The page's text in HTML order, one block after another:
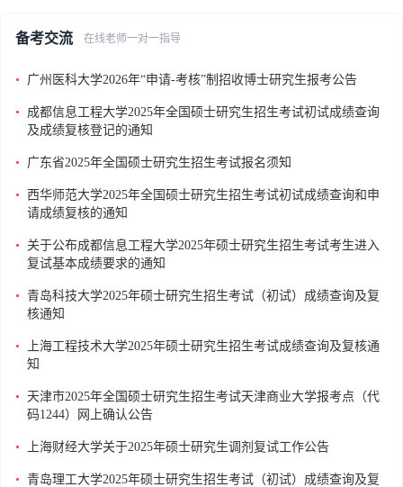
备考交流 在线老师一对一指导
• 广州医科大学2026年“申请-考核”制招收博士研究生报考公告
•
成都信息工程大学2025年全国硕士研究生招生考试初试成绩查询
及成绩复核登记的通知
• 广东省2025年全国硕士研究生招生考试报名须知
• 西华师范大学2025年全国硕士研究生招生考试初试成绩查询和申
请成绩复核的通知
•
关于公布成都信息工程大学2025年硕士研究生招生考试考生进入
复试基本成绩要求的通知
• 青岛科技大学2025年硕士研究生招生考试（初试）成绩查询及复
核通知
•
上海工程技术大学2025年硕士研究生招生考试成绩查询及复核通
知
•
天津市2025年全国硕士研究生招生考试天津商业大学报考点（代
码1244）网上确认公告
• 上海财经大学关于2025年硕士研究生调剂复试工作公告
• 青岛理工大学2025年硕士研究生招生考试（初试）成绩查询及复